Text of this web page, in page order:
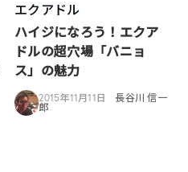
エクアドル
ハイジになろう！エクア
ドルの超穴場「バニョ
ス」の魅力
2015年11月11日
長谷川 信一
郎